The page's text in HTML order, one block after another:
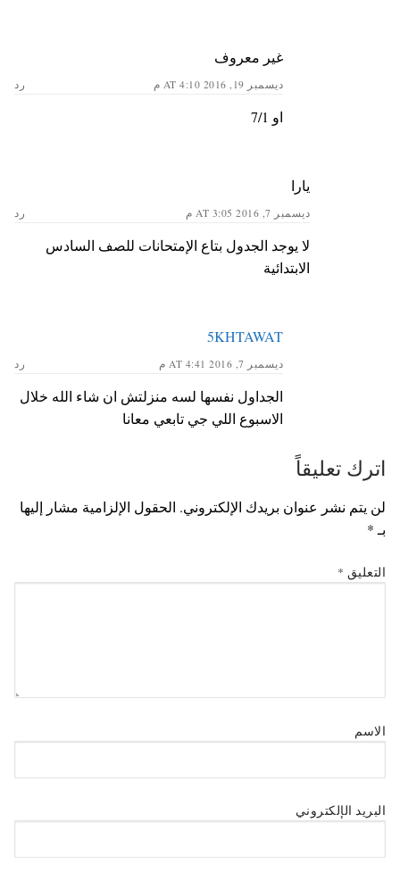
غير معروف
ديسمبر 19, 2016 AT 4:10 م رد
او 7/1
يارا
ديسمبر 7, 2016 AT 3:05 م رد
لا يوجد الجدول بتاع الإمتحانات للصف السادس
الابتدائية
5KHTAWAT
ديسمبر 7, 2016 AT 4:41 م رد
الجداول نفسها لسه منزلتش ان شاء الله خلال
الاسبوع اللي جي تابعي معانا
اترك تعليقاً
لن يتم نشر عنوان بريدك الإلكتروني. الحقول الإلزامية مشار إليها
بـ *
التعليق *
الاسم
البريد الإلكتروني